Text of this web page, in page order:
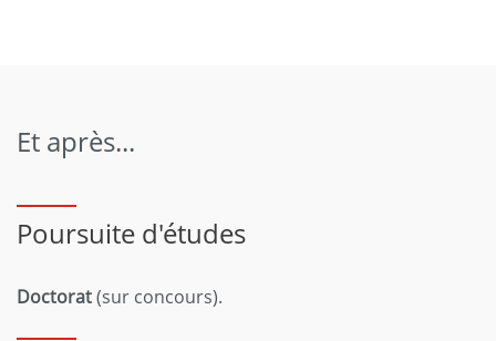
Et après...
Poursuite d'études
Doctorat(sur concours).